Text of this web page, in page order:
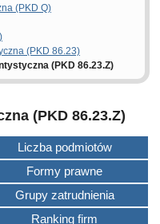
(PKD Q)
(PKD 86.23)
(PKD 86.23.Z)
(PKD 86.23.Z)
Liczba podmiotów
Formy prawne
Grupy zatrudnienia
Ranking firm